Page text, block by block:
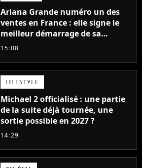
Ariana Grande numéro un des
ventes en France : elle signe le
meilleur démarrage de sa
carrière avec son album Petal
15:08
LIFESTYLE
Michael 2 officialisé : une partie
de la suite déjà tournée, une
sortie possible en 2027 ?
14:29